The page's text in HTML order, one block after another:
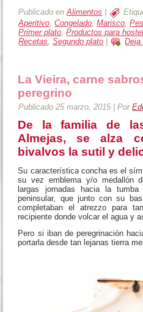
Publicado en Alimentos
Aperitivo,Congelado,Marisco,
Primer plato,Productos para
Recetas,Segundo plato Deja
La Vieira, carne
peregrino
Publicado 25 marzo, 2015 |Por
De la familia de
Almejas, se alza
bivalvos la sutil y
Su característica concha es el
su vez emblema y/o medallón
largas jornadas hacia la
peninsular, que junto con su
completaban el atrezzo para
recipiente donde volcar el agua y
Pero si iban de peregrinación
portarla desde tan lejanas tierra